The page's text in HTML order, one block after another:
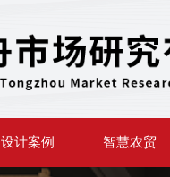
设计案例 智慧农贸